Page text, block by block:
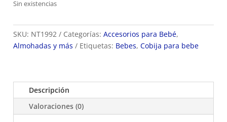
Sin existencias
SKU: NT1992 Categorías: Accesorios para Bebé,
Almohadas y más
Etiquetas: Bebes, Cobija para bebe
Descripción
Valoraciones (0)